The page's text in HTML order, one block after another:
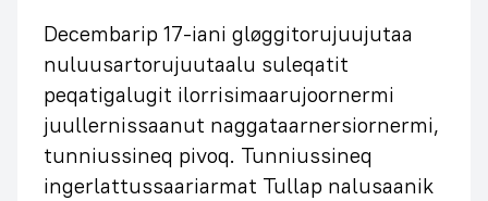
Decembarip 17-iani gløggitorujuujutaa
nuluusartorujuutaalu suleqatit
peqatigalugit ilorrisimaarujoornermi
juullernissaanut naggataarnersiornermi,
tunniussineq pivoq. Tunniussineq
ingerlattussaariarmat Tullap nalusaanik